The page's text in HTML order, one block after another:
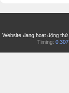
Website đang hoạt động
Timing: